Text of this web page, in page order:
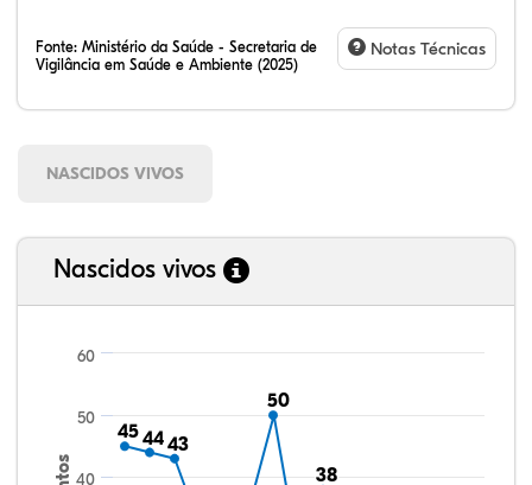
Fonte: Ministério da Saúde - Secretaria de
Vigilância em Saúde e Ambiente (2025)
Notas Técnicas
NASCIDOS VIVOS
Nascidos vivos
45
4544
4443
43
50
50
38
38
40
50
60